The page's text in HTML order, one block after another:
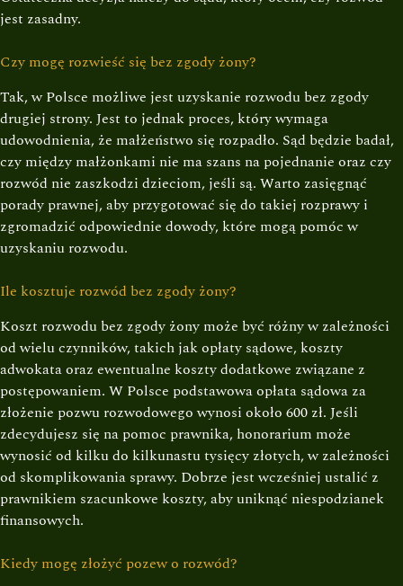
jest zasadny.
Czy mogę rozwieść się bez zgody żony?
Tak, w Polsce możliwe jest uzyskanie rozwodu bez zgody
drugiej strony. Jest to jednak proces, który wymaga
udowodnienia, że małżeństwo się rozpadło. Sąd będzie badał,
czy między małżonkami nie ma szans na pojednanie oraz czy
rozwód nie zaszkodzi dzieciom, jeśli są. Warto zasięgnąć
porady prawnej, aby przygotować się do takiej rozprawy i
zgromadzić odpowiednie dowody, które mogą pomóc w
uzyskaniu rozwodu.
Ile kosztuje rozwód bez zgody żony?
Koszt rozwodu bez zgody żony może być różny w zależności
od wielu czynników, takich jak opłaty sądowe, koszty
adwokata oraz ewentualne koszty dodatkowe związane z
postępowaniem. W Polsce podstawowa opłata sądowa za
złożenie pozwu rozwodowego wynosi około 600 zł. Jeśli
zdecydujesz się na pomoc prawnika, honorarium może
wynosić od kilku do kilkunastu tysięcy złotych, w zależności
od skomplikowania sprawy. Dobrze jest wcześniej ustalić z
prawnikiem szacunkowe koszty, aby uniknąć niespodzianek
finansowych.
Kiedy mogę złożyć pozew o rozwód?